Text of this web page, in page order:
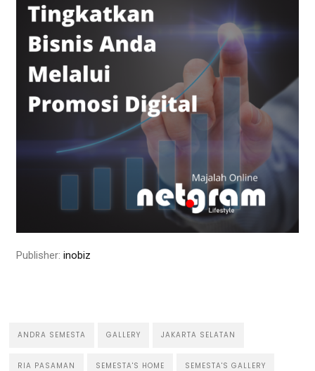
Publisher:inobiz
ANDRA SEMESTA GALLERY JAKARTA SELATAN
RIA PASAMAN SEMESTA'S HOME SEMESTA'S GALLERY